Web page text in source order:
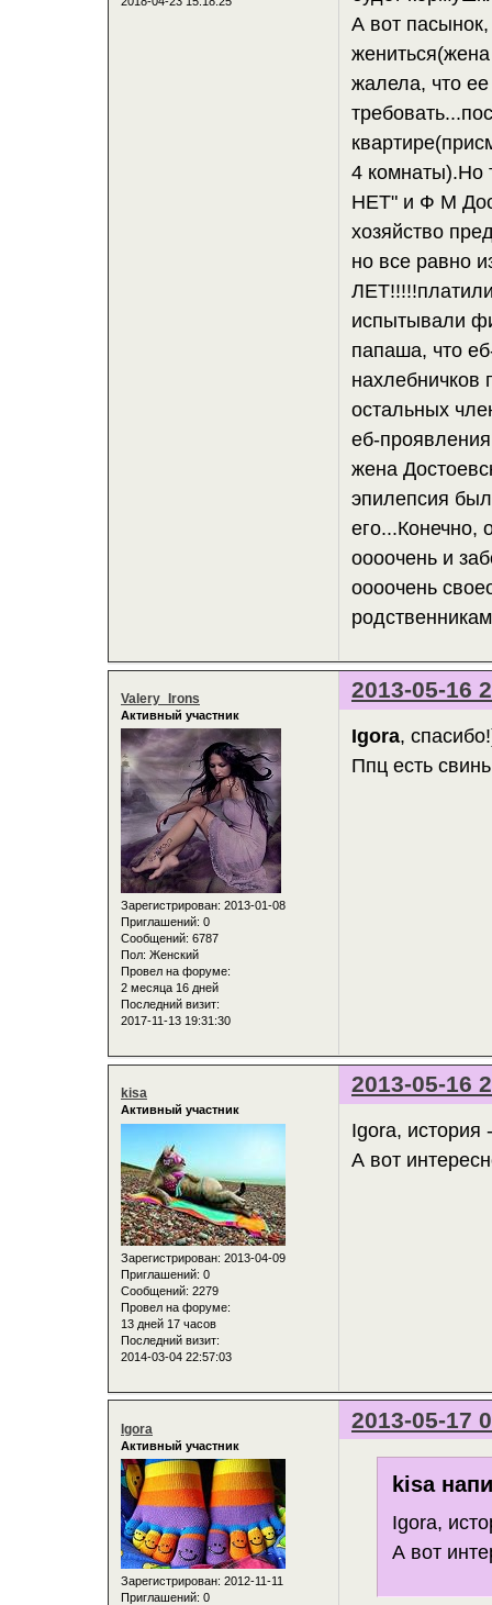
А вот
жалела, что
4 комнаты).Но
НЕТ" и Ф М
хозяйство
но все равно
испытывали
папаша, что
нахлебничков
остальных
еб-
жена
эпилепсия
его...Конечно,
оооочень и
оооочень
2013-05-16
Valery_Irons
Активный участник
Зарегистрирован: 2013-01-08
Приглашений: 0
Сообщений: 6787
Пол: Женский
Провел на форуме:
2 месяца 16 дней
Последний визит:
2017-11-13 19:31:30
Igora,
Ппц есть
2013-05-16
kisa
Активный участник
Зарегистрирован: 2013-04-09
Приглашений: 0
Сообщений: 2279
Провел на форуме:
13 дней 17 часов
Последний визит:
2014-03-04 22:57:03
Igora, история
А вот
2013-05-17
Igora
Активный участник
Зарегистрирован: 2012-11-11
Приглашений: 0
kisa
Igora,
А вот